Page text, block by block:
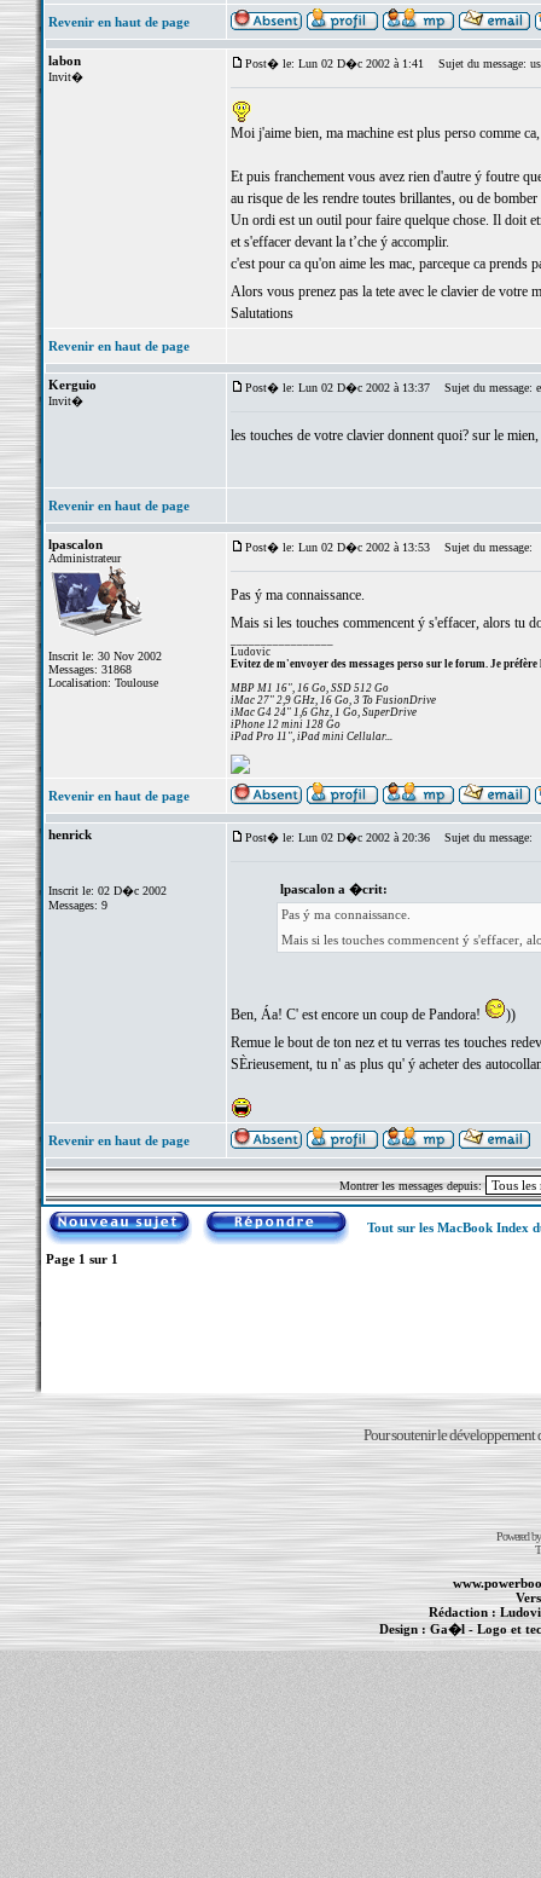
Revenir en haut de page
labon
Invit�
Post� le: Lun 02 D�c 2002 à 1:41 Sujet du message:
Moi j'aime bien, ma machine est plus perso comme
Et puis franchement vous avez rien d'autre ý foutre
au risque de les rendre toutes brillantes, ou de
Un ordi est un outil pour faire quelque chose. Il doit
et s'effacer devant la t’che ý accomplir.
c'est pour ca qu'on aime les mac, parceque ca prends
Alors vous prenez pas la tete avec le clavier de votre
Salutations
Revenir en haut de page
Kerguio
Invit�
Post� le: Lun 02 D�c 2002 à 13:37 Sujet du message:
les touches de votre clavier donnent quoi? sur le
Revenir en haut de page
lpascalon
Administrateur
Inscrit le: 30 Nov 2002
Messages: 31868
Localisation: Toulouse
Post� le: Lun 02 D�c 2002 à 13:53 Sujet du message:
Pas ý ma connaissance.
Mais si les touches commencent ý s'effacer, alors tu
Ludovic
Evitez de m'envoyer des messages perso sur le forum. Je préfère
MBP M1 16", 16 Go, SSD 512 Go
iMac 27" 2,9 GHz, 16 Go, 3 To FusionDrive
iMac G4 24" 1,6 Ghz, 1 Go, SuperDrive
iPhone 12 mini 128 Go
iPad Pro 11", iPad mini Cellular...
Revenir en haut de page
henrick
Inscrit le: 02 D�c 2002
Messages: 9
Post� le: Lun 02 D�c 2002 à 20:36 Sujet du message:
lpascalon a �crit:
Pas ý ma connaissance.
Mais si les touches commencent ý s'effacer,
Ben, Áa! C' est encore un coup de Pandora!
))
Remue le bout de ton nez et tu verras tes touches
SÈrieusement, tu n' as plus qu' ý acheter des
Revenir en haut de page
Montrer les messages depuis:
Tout sur les MacBook Index
Page 1 sur 1
Pour soutenir le développement
Powered
Rédaction :
Design : Ga�l- Logo et
Informations : PowerBook- MacBook Pro